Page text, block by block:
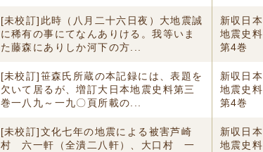
[未校訂]此時（八月二十六日夜）大地震誠
に稀有の事にてなんありける。我等いま
た藤森にありしか河下の方...
新収日本
地震史料
第4巻
[未校訂]笹森氏所蔵の本記録には、表題を
欠いて居るが、増訂大日本地震史料第三
巻一八九～一九〇頁所載の...
新収日本
地震史料
第4巻
[未校訂]文化七年の地震による被害芦崎
村 六一軒（全潰二八軒）、大口村 一
新収日本
地震史料